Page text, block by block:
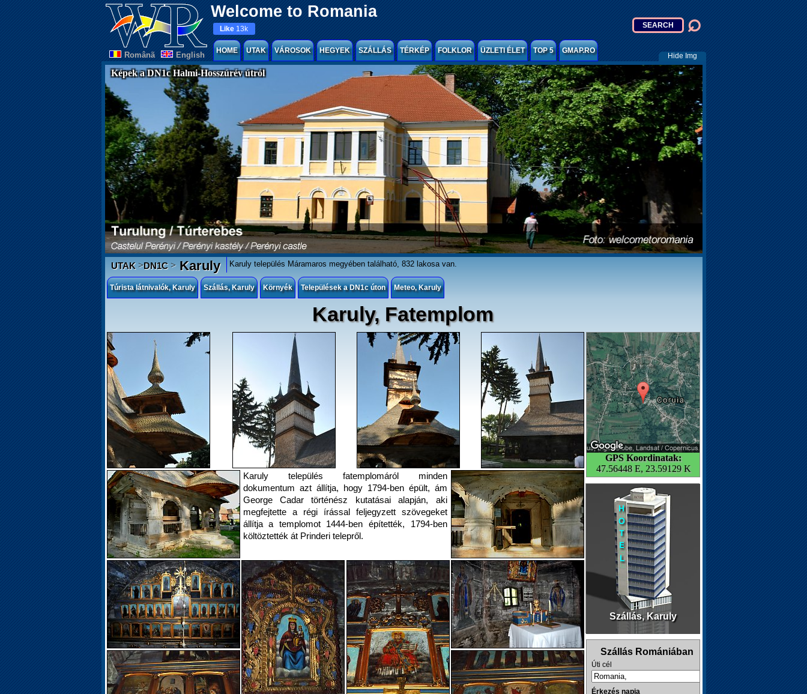
Welcome to Romania
Românã English
Like 13k
HOME UTAK VÁROSOK HEGYEK SZÁLLÁS TÉRKÉP FOLKLOR ÜZLETI ÉLET TOP 5 GMAP.RO
Hide Img
Képek a DN1c Halmi-Hosszúrév útról
UTAK>DN1C>Karuly Karuly település Máramaros megyében található, 832 lakosa van.
Túrista látnivalók, Karuly Szállás, Karuly Környék Települések a DN1c úton Meteo, Karuly
Karuly, Fatemplom
GPS Koordinatak:
47.56448 E, 23.59129 K
Karuly település fatemplomáról minden
dokumentum azt állítja, hogy 1794-ben épült, ám
George Cadar történész kutatásai alapján, aki
megfejtette a régi írással feljegyzett szövegeket
állítja a templomot 1444-ben építették, 1794-ben
költöztették át Prinderi telepről.
Szállás, Karuly